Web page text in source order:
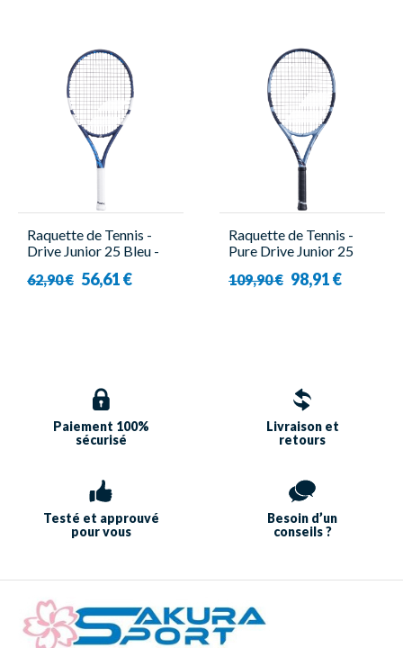
Raquette de Tennis -
Drive Junior 25 Bleu -
62,90 € 56,61 €
Raquette de Tennis -
Pure Drive Junior 25
109,90 € 98,91 €
Paiement 100%
sécurisé
Livraison et
retours
Testé et approuvé
pour vous
Besoin d’un
conseils ?